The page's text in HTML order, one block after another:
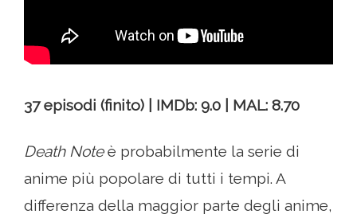
37 episodi (finito) | IMDb: 9.0 | MAL: 8.70
Death Noteè probabilmente la serie di
anime più popolare di tutti i tempi. A
differenza della maggior parte degli anime,